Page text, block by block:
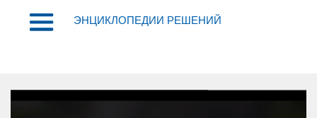
ЭНЦИКЛОПЕДИИ РЕШЕНИЙ